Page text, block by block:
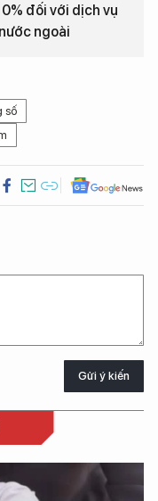
đối với dịch vụ
ngoài
số
Gửi ý kiến